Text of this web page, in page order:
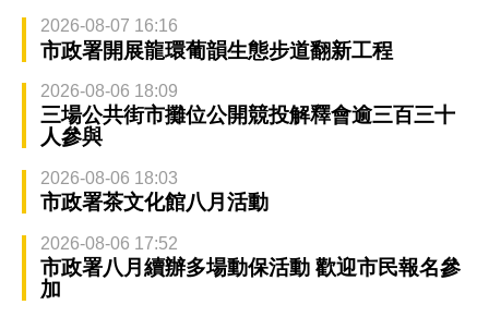
2026-08-07 16:16
市政署開展龍環葡韻生態步道翻新工程
2026-08-06 18:09
三場公共街市攤位公開競投解釋會逾三百三十
人參與
2026-08-06 18:03
市政署茶文化館八月活動
2026-08-06 17:52
市政署八月續辦多場動保活動 歡迎市民報名參
加